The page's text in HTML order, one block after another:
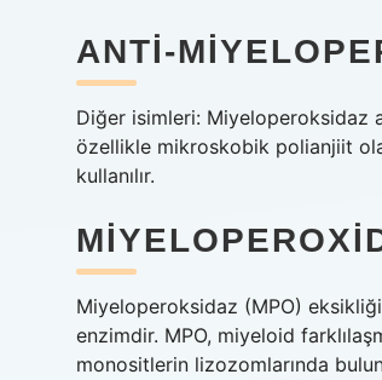
ANTI-
Diğer isimleri: Miyeloperoksidaz
özellikle mikroskobik polianjiit
kullanılır.
Miyeloperoksidaz (MPO)
enzimdir. MPO, miyeloid
monositlerin lizozomlarında